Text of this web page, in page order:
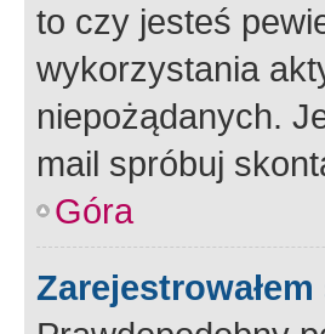
to czy jesteś
wykorzystania
niepożądanych.
mail spróbuj
Góra